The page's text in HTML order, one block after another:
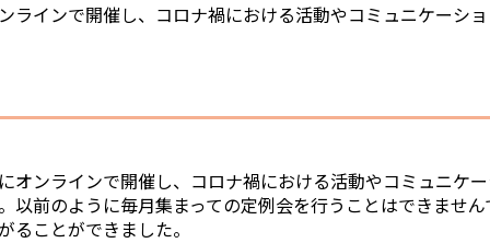
ラインで開催し、コロナ禍における活動やコミュニケーシ
オンラインで開催し、コロナ禍における活動やコミュニケ
以前のように毎月集まっての定例会を行うことはできません
ることができました。